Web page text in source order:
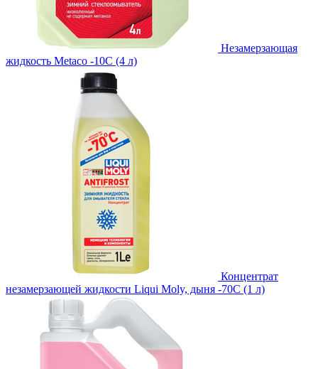
Незамерзающая
жидкость Metaco -10C (4 л)
Концентрат
незамерзающей жидкости Liqui Moly, дыня -70С (1 л)